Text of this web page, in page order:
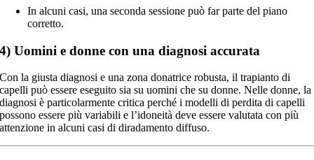
In alcuni casi, una seconda sessione può far parte del piano
corretto.
4) Uomini e donne con una diagnosi accurata
Con la giusta diagnosi e una zona donatrice robusta, il trapianto di
capelli può essere eseguito sia su uomini che su donne. Nelle donne, la
diagnosi è particolarmente critica perché i modelli di perdita di capelli
possono essere più variabili e l’idoneità deve essere valutata con più
attenzione in alcuni casi di diradamento diffuso.